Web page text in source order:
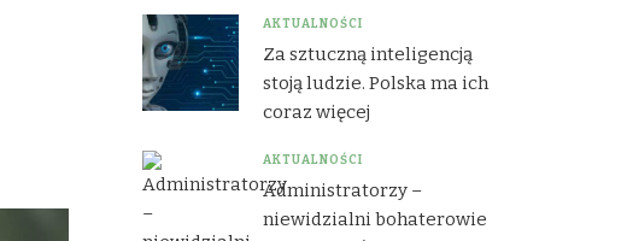
AKTUALNOŚCI
Za sztuczną inteligencją
stoją ludzie. Polska ma ich
coraz więcej
AKTUALNOŚCI
Administratorzy –
niewidzialni bohaterowie